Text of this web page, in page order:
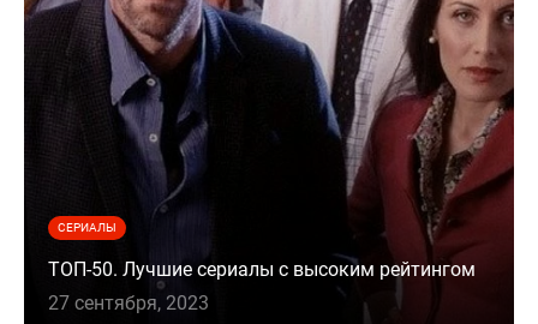
СЕРИАЛЫ
ТОП-50. Лучшие сериалы с высоким рейтингом
27 сентября, 2023